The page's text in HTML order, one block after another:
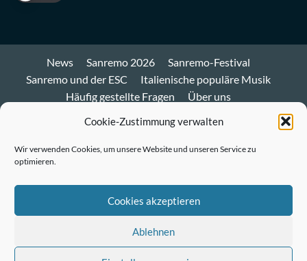
Cookie-Zustimmung verwalten
Wir verwenden Cookies, um unsere Website und unseren Service zu
optimieren.
Cookies akzeptieren
Ablehnen
News Sanremo 2026
Sanremo-Festival
Sanremo und der ESC
Italienische populäre Musik
Häufig gestellte Fragen
Über uns
Mastodon
Twitter
LinkedIn